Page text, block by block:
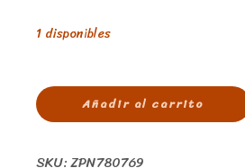
1 disponibles
Añadir al carrito
SKU:ZPN780769